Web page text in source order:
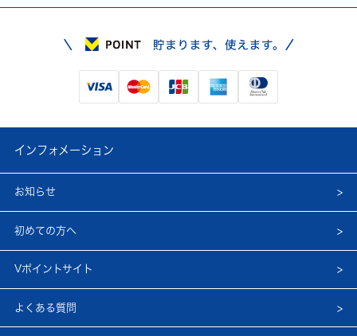
インフォメーション
お知らせ
初めての方へ
Vポイントサイト
よくある質問